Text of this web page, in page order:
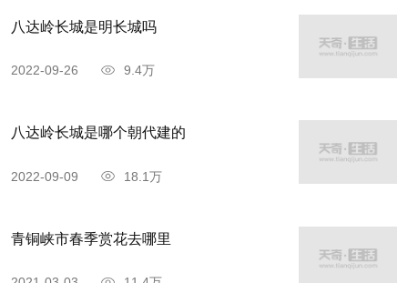
洛阳政局渐趋平稳，皇上打听到皇姑在龙潭沟栖身
的消息，遂命大臣来迎接她回宫。这时的皇姑已经
和村民们打成一片，习惯了布衣素食的平民生活，
断的皇宫里。听说皇上派近臣来接，她和村民们一
起商量，把村头一家较宽敞的民房修整一下，做了
京官，表明了自己坚不回宫的心志，特使无奈，只
八达岭长城是明长城吗
2022-09-26 9.4万
八达岭长城是哪个朝代建的
2022-09-09 18.1万
青铜峡市春季赏花去哪里